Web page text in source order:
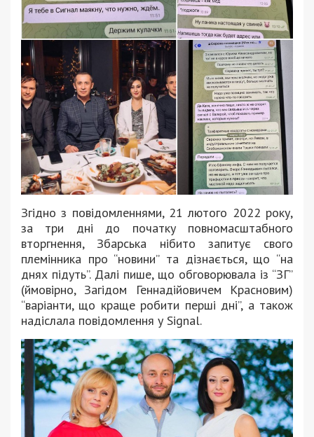
Згідно з повідомленнями, 21 лютого 2022 року,
за три дні до початку повномасштабного
вторгнення, Збарська нібито запитує свого
племінника про “новини” та дізнається, що “на
днях підуть”. Далі пише, що обговорювала із “ЗГ”
(ймовірно, Загідом Геннадійовичем Красновим)
“варіанти, що краще робити перші дні”, а також
надіслала повідомлення у Signal.